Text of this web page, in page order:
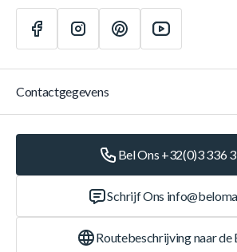
Contactgegevens
Bel Ons +32(0)3 336
Schrijf Ons
Routebeschrijving naar de